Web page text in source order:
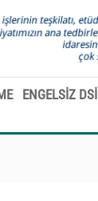
ENGELSİZ DSİ